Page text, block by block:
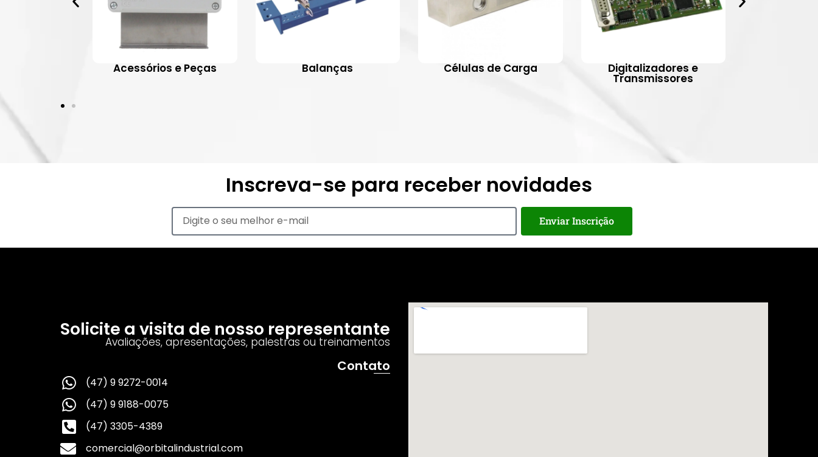
Acessórios e Peças Balanças Células de Carga Digitalizadores e
Transmissores
Inscreva-se para receber novidades
Enviar Inscrição
Solicite a visita de nosso representante
Avaliações, apresentações, palestras ou treinamentos
Contato
(47) 9 9272-0014
(47) 9 9188-0075
(47) 3305-4389
comercial@orbitalindustrial.com